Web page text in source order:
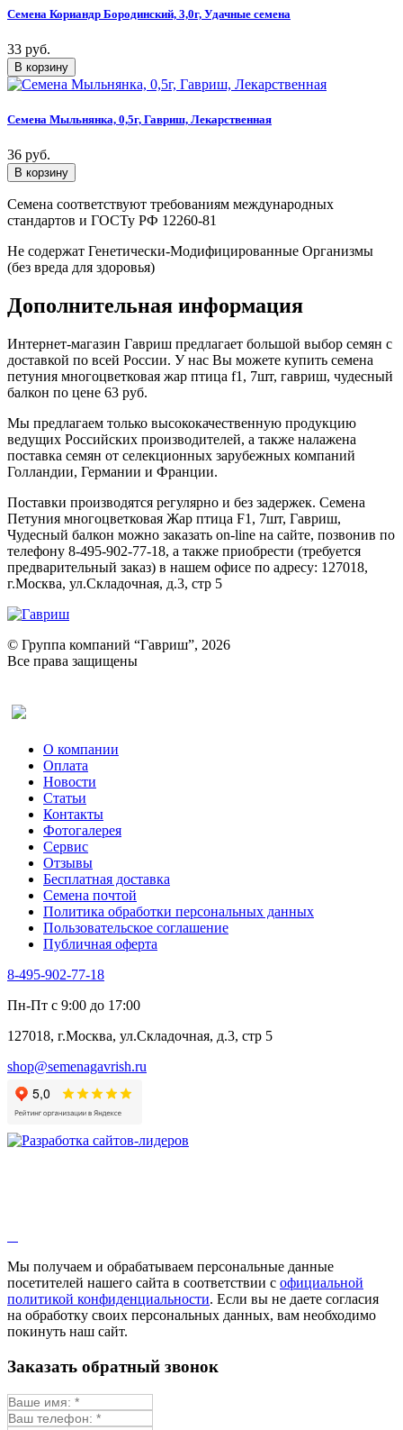
Семена Кориандр Бородинский, 3,0г, Удачные семена
33 руб.
Семена Мыльнянка, 0,5г, Гавриш, Лекарственная
36 руб.
Семена соответствуют требованиям международных
стандартов и ГОСТу РФ 12260-81
Не содержат Генетически-Модифицированные Организмы
(без вреда для здоровья)
Дополнительная информация
Интернет-магазин Гавриш предлагает большой выбор семян с
доставкой по всей России. У нас Вы можете купить семена
петуния многоцветковая жар птица f1, 7шт, гавриш, чудесный
балкон по цене 63 руб.
Мы предлагаем только высококачественную продукцию
ведущих Российских производителей, а также налажена
поставка семян от селекционных зарубежных компаний
Голландии, Германии и Франции.
Поставки производятся регулярно и без задержек. Семена
Петуния многоцветковая Жар птица F1, 7шт, Гавриш,
Чудесный балкон можно заказать on-line на сайте, позвонив по
телефону 8-495-902-77-18, а также приобрести (требуется
предварительный заказ) в нашем офисе по адресу: 127018,
г.Москва, ул.Складочная, д.3, стр 5
© Группа компаний “Гавриш”, 2026
Все права защищены
О компании
Оплата
Новости
Статьи
Контакты
Фотогалерея​
Сервис
Отзывы
Бесплатная доставка
Семена почтой
Политика обработки персональных данных
Пользовательское соглашение
Публичная оферта
8-495-902-77-18
Пн-Пт с 9:00 до 17:00
127018, г.Москва, ул.Складочная, д.3, стр 5
shop@semenagavrish.ru
Мы получаем и обрабатываем персональные данные
посетителей нашего сайта в соответствии с официальной
политикой конфиденциальности. Если вы не даете согласия
на обработку своих персональных данных, вам необходимо
покинуть наш сайт.
Заказать обратный звонок